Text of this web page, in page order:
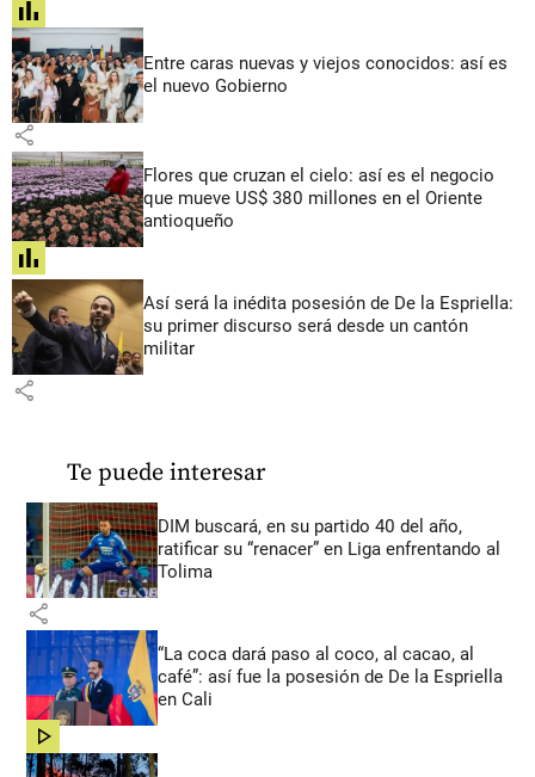
share
Entre caras nuevas y viejos conocidos: así es
el nuevo Gobierno
share
Flores que cruzan el cielo: así es el negocio
que mueve US$ 380 millones en el Oriente
antioqueño
share
Así será la inédita posesión de De la Espriella:
su primer discurso será desde un cantón
militar
share
Te puede interesar
DIM buscará, en su partido 40 del año,
ratificar su “renacer” en Liga enfrentando al
Tolima
share
“La coca dará paso al coco, al cacao, al
café”: así fue la posesión de De la Espriella
en Cali
share